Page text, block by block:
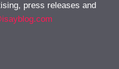
press releases and